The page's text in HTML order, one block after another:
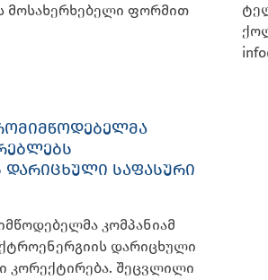
მოსახერხებელი ფორმით
ᲡᲐᲤᲐᲡᲣᲠᲘ
კომპანიამ
დარიცხული
კორექტირება. შეცვლილი